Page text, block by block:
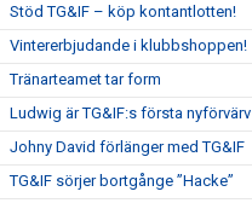
Stöd TG&IF – köp kontantlotten!
Vintererbjudande i klubbshoppen!
Tränarteamet tar form
Ludwig är TG&IF:s första nyförvärv
Johny David förlänger med TG&IF
TG&IF sörjer bortgånge ”Hacke”